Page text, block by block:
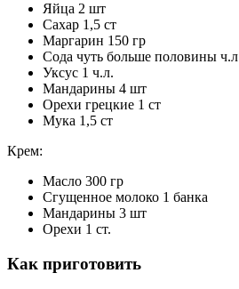
Яйца 2 шт
Сахар 1,5 ст
Маргарин 150 гр
Сода чуть больше половины ч.л
Уксус 1 ч.л.
Мандарины 4 шт
Орехи грецкие 1 ст
Мука 1,5 ст
Крем:
Масло 300 гр
Сгущенное молоко 1 банка
Мандарины 3 шт
Орехи 1 ст.
Как приготовить